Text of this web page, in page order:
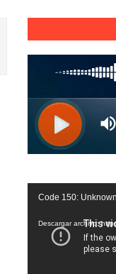
Reproductor
vídeo
Code 150:
Descargar archivo: